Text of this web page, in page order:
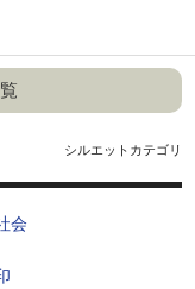
シルエットカテゴリ
会